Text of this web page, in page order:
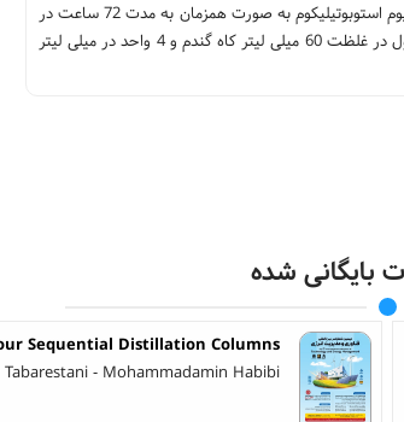
میلی لیتر به عنوان متغیر بر تولید بوتانول ارزیابی شد. آزمایش هیدرولیز آنزیمی و تخمیر با حضور باکتری کلوستریدیوم استوبوتیلیکوم به صورت همزمان به مدت 72 ساعت در
دمای 37 درجه سانتی‌گراد اجرا و میزان بوتانول، استون و اتانول تولیدی اندازه‌گیری شد. نتایج نشان داد حداکثر بوتانول در غلظت 60 میلی لیتر کاه گندم و 4 واحد در میلی لیتر
بایگانی شده
Sequential Distillation Columns
- Mohammadamin Habibi